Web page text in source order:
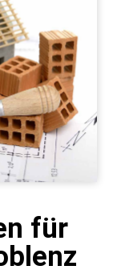
für